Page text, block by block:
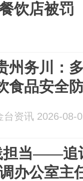
饮店被罚
州务川：
食品安全
台资讯 2026-08-
担当——追
办公室主